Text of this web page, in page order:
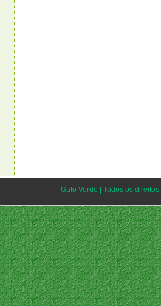
Gato Verde | Todos os